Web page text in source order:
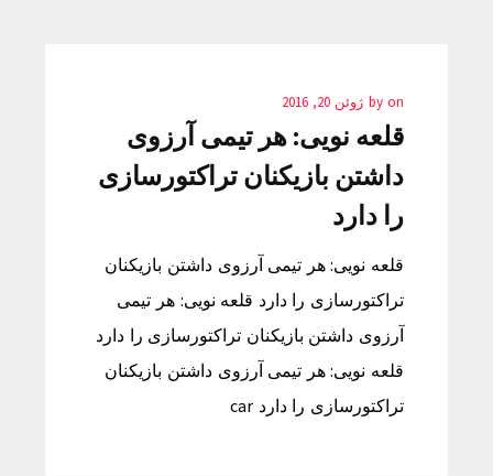
by on ژوئن 20, 2016
قلعه نویی: هر تیمی آرزوی
داشتن بازیکنان تراکتورسازی
را دارد
قلعه نویی: هر تیمی آرزوی داشتن بازیکنان
تراکتورسازی را دارد قلعه نویی: هر تیمی
آرزوی داشتن بازیکنان تراکتورسازی را دارد
قلعه نویی: هر تیمی آرزوی داشتن بازیکنان
تراکتورسازی را دارد car